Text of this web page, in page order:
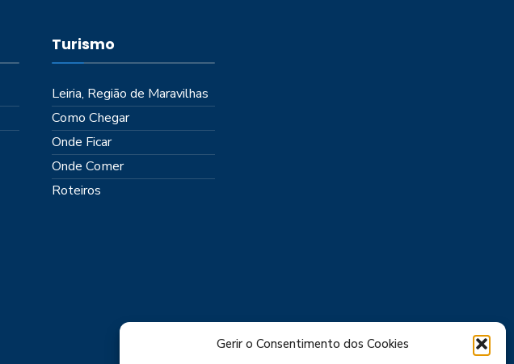
Gerir o Consentimento dos Cookies
Turismo
Leiria, Região de Maravilhas
Como Chegar
Onde Ficar
Onde Comer
Roteiros